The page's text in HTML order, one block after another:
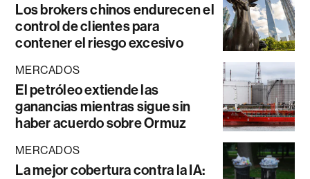
Los brokers chinos endurecen el
control de clientes para
contener el riesgo excesivo
MERCADOS
El petróleo extiende las
ganancias mientras sigue sin
haber acuerdo sobre Ormuz
MERCADOS
La mejor cobertura contra la IA: